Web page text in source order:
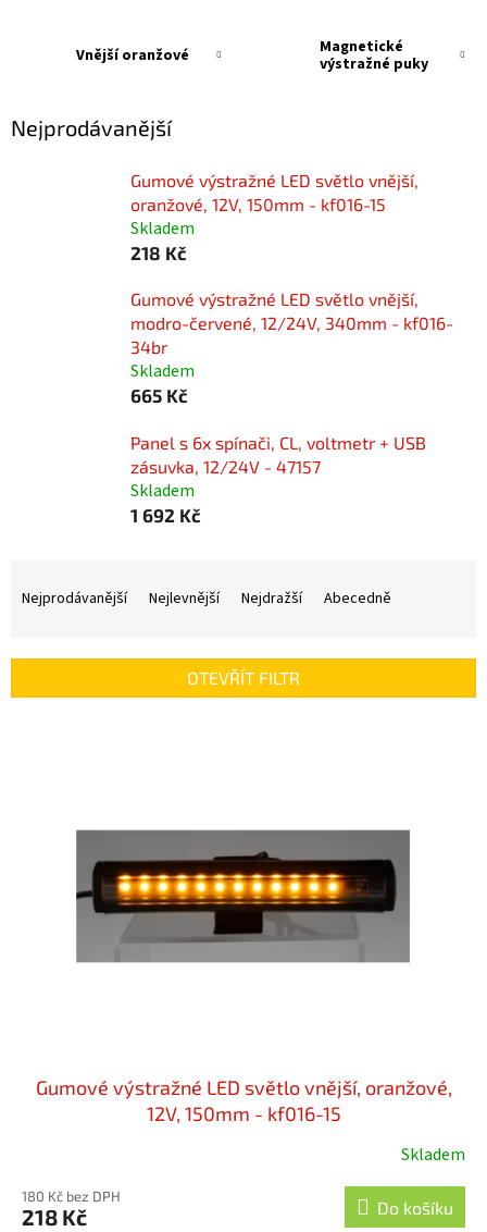
Vnější oranžové
Magnetické
výstražné puky
Nejprodávanější
Gumové výstražné LED světlo vnější,
oranžové, 12V, 150mm - kf016-15
Skladem
218 Kč
Gumové výstražné LED světlo vnější,
modro-červené, 12/24V, 340mm - kf016-
34br
Skladem
665 Kč
Panel s 6x spínači, CL, voltmetr + USB
zásuvka, 12/24V - 47157
Skladem
1 692 Kč
n
Nejprodávanější Nejlevnější Nejdražší Abecedně
OTEVŘÍT FILTR
Gumové výstražné LED světlo vnější, oranžové,
12V, 150mm - kf016-15
Skladem
180 Kč bez DPH
218 Kč Do košíku